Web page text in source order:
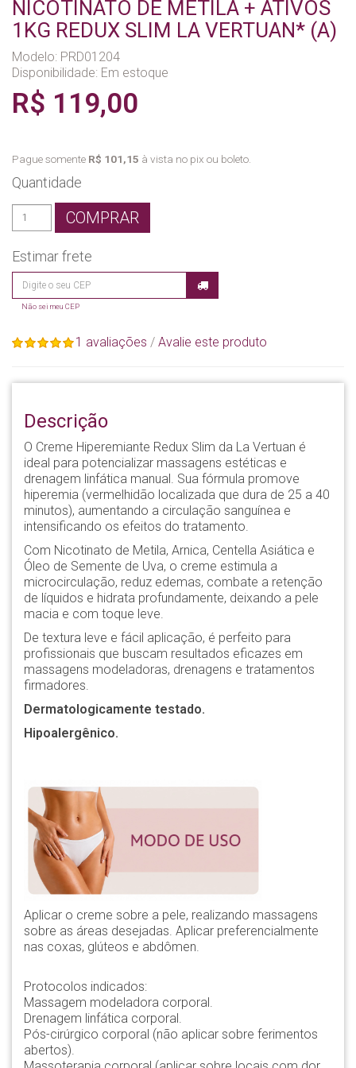
NICOTINATO DE METILA + ATIVOS
1KG REDUX SLIM LA VERTUAN* (A)
Modelo: PRD01204
Disponibilidade: Em estoque
R$ 119,00
Pague somente R$ 101,15 à vista no pix ou boleto.
Quantidade
COMPRAR
Estimar frete
Não sei meu CEP
1 avaliações / Avalie este produto
Descrição
O Creme Hiperemiante Redux Slim da La Vertuan é
ideal para potencializar massagens estéticas e
drenagem linfática manual. Sua fórmula promove
hiperemia (vermelhidão localizada que dura de 25 a 40
minutos), aumentando a circulação sanguínea e
intensificando os efeitos do tratamento.
Com Nicotinato de Metila, Arnica, Centella Asiática e
Óleo de Semente de Uva, o creme estimula a
microcirculação, reduz edemas, combate a retenção
de líquidos e hidrata profundamente, deixando a pele
macia e com toque leve.
De textura leve e fácil aplicação, é perfeito para
profissionais que buscam resultados eficazes em
massagens modeladoras, drenagens e tratamentos
firmadores.
Dermatologicamente testado.
Hipoalergênico.
Aplicar o creme sobre a pele, realizando massagens
sobre as áreas desejadas. Aplicar preferencialmente
nas coxas, glúteos e abdômen.
Protocolos indicados:
Massagem modeladora corporal.
Drenagem linfática corporal.
Pós-cirúrgico corporal (não aplicar sobre ferimentos
abertos).